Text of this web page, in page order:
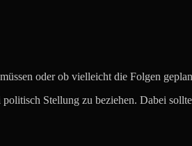
oder ob vielleicht die Folgen
Stellung zu beziehen. Dabei